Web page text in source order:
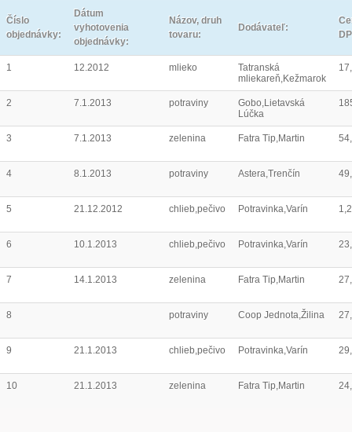
Číslo
objednávky:
Dátum
vyhotovenia
objednávky:
Názov, druh
tovaru:
Dodávateľ:
1 12.2012 mlieko
Tatranská
mliekareň,Kežmarok
2 7.1.2013 potraviny
Gobo,Lietavská
Lúčka
3 7.1.2013 zelenina Fatra Tip,Martin
4 8.1.2013 potraviny Astera,Trenčín
5 21.12.2012 chlieb,pečivo Potravinka,Varín
6 10.1.2013 chlieb,pečivo Potravinka,Varín
7 14.1.2013 zelenina Fatra Tip,Martin
8 potraviny Coop Jednota,Žilina
9 21.1.2013 chlieb,pečivo Potravinka,Varín
10 21.1.2013 zelenina Fatra Tip,Martin